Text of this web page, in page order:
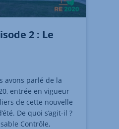
2 : Le
avons parlé de la
entrée en vigueur
de cette nouvelle
De quoi s’agit-il ?
Contrôle,